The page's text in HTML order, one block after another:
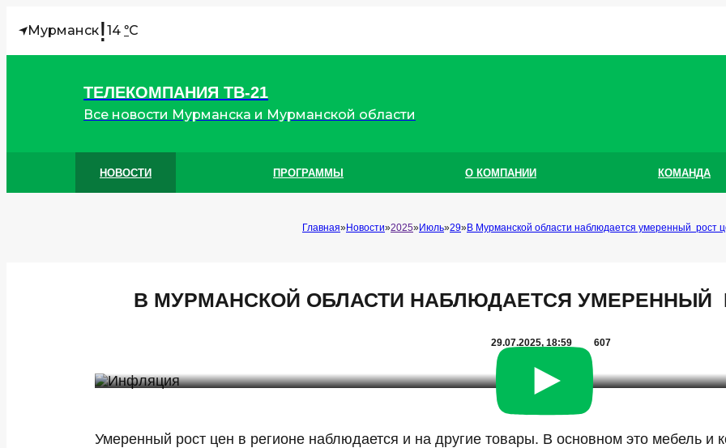
Мурманск!14 °C
ТЕЛЕКОМПАНИЯ ТВ-21
Все новости Мурманска и Мурманской области
НОВОСТИ ПРОГРАММЫ О КОМПАНИИ КОМАНДА
Главная Новости 2025 Июль 29 В Мурманской области наблюдается умеренный рост
В МУРМАНСКОЙ ОБЛАСТИ НАБЛЮДАЕТСЯ УМЕРЕННЫЙ
29.07.2025, 18:59 607
Умеренный рост цен в регионе наблюдается и на другие товары. В основном это мебель и